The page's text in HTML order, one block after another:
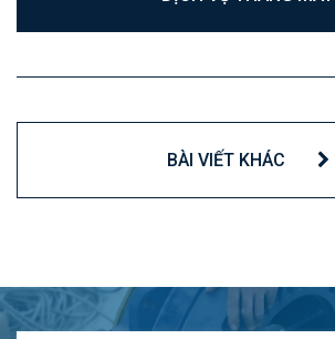
BÀI VIẾT KHÁC